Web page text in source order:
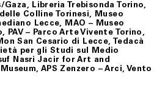
del prodotto, dovranno
Merz dal Cliente.
gli uffici competenti di
le necessarie verifiche, ne
al Cliente e, se accertati il
o il difetto di fabbricazione,
di sostituzione del/i
spesa di spedizione aggiuntiva
Libreria Trebisonda Torino,
Colline Torinesi, Museo
Lecce, MAO – Museo
PAV – Parco Arte Vivente Torino,
San Cesario di Lecce, Tedacà
per gli Studi sul Medio
Nasri Jacir for Art and
APS Zenzero – Arci, Vento